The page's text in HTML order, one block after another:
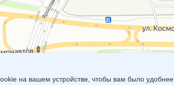
на вашем устройстве, чтобы вам было удобнее